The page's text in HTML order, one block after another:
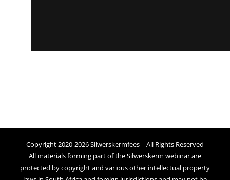
Copyright 2020-2026 Silwerskermfees | All Rights Reserved
All materials forming part of the Silwerskerm webinar are
protected by copyright and various other intellectual property